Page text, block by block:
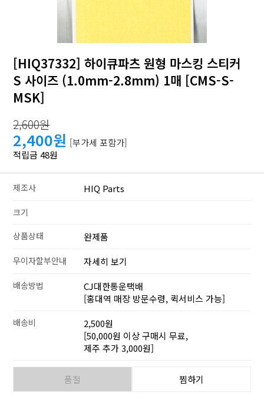
[HIQ37332] 하이큐파츠 원형 마스킹 스티커
S 사이즈 (1.0mm-2.8mm) 1매 [CMS-S-
MSK]
2,600원
2,400원 [부가세 포함가]
적립금 48원
제조사 HIQ Parts
크기
상품상태
완제품
무이자할부안내 자세히 보기
배송방법
CJ대한통운택배
[홍대역 매장 방문수령, 퀵서비스 가능]
배송비
2,500원
[50,000원 이상 구매시 무료,
제주 추가 3,000원]
품절 찜하기